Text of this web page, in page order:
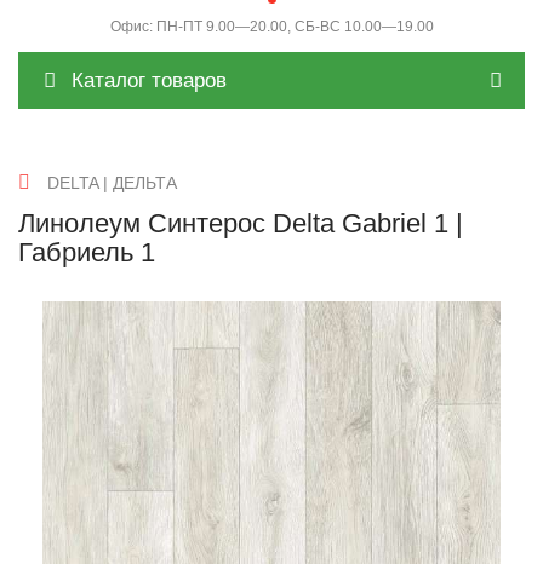
Офис: ПН-ПТ 9.00—20.00, СБ-ВС 10.00—19.00
Каталог товаров
DELTA | ДЕЛЬТА
Линолеум Синтерос Delta Gabriel 1 |
Габриель 1